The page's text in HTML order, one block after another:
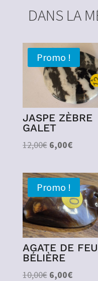
DANS LA
Promo !
JASPE ZÈBRE
GALET
12,00€ Le
initial
était :
12,00€.
6,00€Le
actuel
est :
6,00€.
Promo !
AGATE DE FEU
BÉLIÈRE
10,00€ Le
6,00€Le